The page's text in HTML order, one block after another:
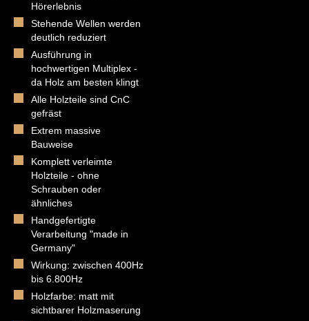
Hörerlebnis
Stehende Wellen werden
deutlich reduziert
Ausführung in
hochwertigen Multiplex -
da Holz am besten klingt
Alle Holzteile sind CnC
gefräst
Extrem massive
Bauweise
Komplett verleimte
Holzteile - ohne
Schrauben oder
ähnliches
Handgefertigte
Verarbeitung "made in
Germany"
Wirkung: zwischen 400Hz
bis 6.800Hz
Holzfarbe: matt mit
sichtbarer Holzmaserung